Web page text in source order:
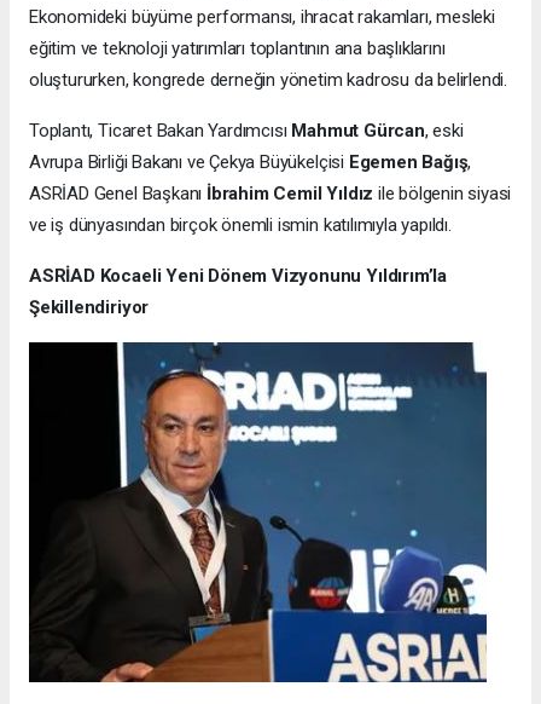
Ekonomideki büyüme performansı, ihracat rakamları, mesleki
eğitim ve teknoloji yatırımları toplantının ana başlıklarını
oluştururken, kongrede derneğin yönetim kadrosu da belirlendi.
Toplantı, Ticaret Bakan Yardımcısı Mahmut Gürcan, eski
Avrupa Birliği Bakanı ve Çekya Büyükelçisi Egemen Bağış,
ASRİAD Genel Başkanı İbrahim Cemil Yıldız ile bölgenin siyasi
ve iş dünyasından birçok önemli ismin katılımıyla yapıldı.
ASRİAD Kocaeli Yeni Dönem Vizyonunu Yıldırım’la
Şekillendiriyor